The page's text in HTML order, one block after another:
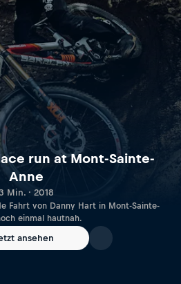
run at Mont-Sainte-
Anne
Min. · 2018
Fahrt von Danny Hart in Mont-Sainte-
einmal hautnah.
ansehen